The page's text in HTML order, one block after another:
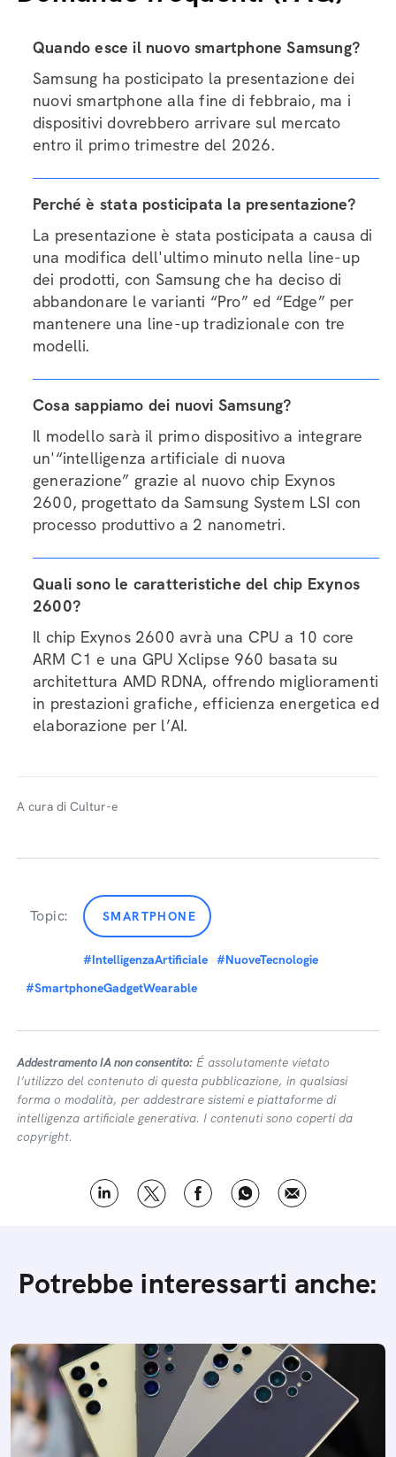
Quando esce il nuovo smartphone Samsung?
Samsung ha posticipato la presentazione dei
nuovi smartphone alla fine di febbraio, ma i
dispositivi dovrebbero arrivare sul mercato
entro il primo trimestre del 2026.
Perché è stata posticipata la presentazione?
La presentazione è stata posticipata a causa di
una modifica dell'ultimo minuto nella line-up
dei prodotti, con Samsung che ha deciso di
abbandonare le varianti “Pro” ed “Edge” per
mantenere una line-up tradizionale con tre
modelli.
Cosa sappiamo dei nuovi Samsung?
Il modello sarà il primo dispositivo a integrare
un'“intelligenza artificiale di nuova
generazione” grazie al nuovo chip Exynos
2600, progettato da Samsung System LSI con
processo produttivo a 2 nanometri.
Quali sono le caratteristiche del chip Exynos
2600?
Il chip Exynos 2600 avrà una CPU a 10 core
ARM C1 e una GPU Xclipse 960 basata su
architettura AMD RDNA, offrendo miglioramenti
in prestazioni grafiche, efficienza energetica ed
elaborazione per l’AI.
A cura di Cultur-e
Topic: SMARTPHONE
#IntelligenzaArtificiale #NuoveTecnologie
#SmartphoneGadgetWearable
Addestramento IA non consentito: É assolutamente vietato
l’utilizzo del contenuto di questa pubblicazione, in qualsiasi
forma o modalità, per addestrare sistemi e piattaforme di
intelligenza artificiale generativa. I contenuti sono coperti da
copyright.
Potrebbe interessarti anche: